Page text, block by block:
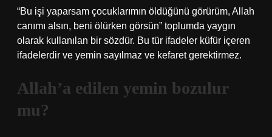
“Bu işi yaparsam çocuklarımın öldüğünü görürüm, Allah
canımı alsın, beni ölürken görsün” toplumda yaygın
olarak kullanılan bir sözdür. Bu tür ifadeler küfür içeren
ifadelerdir ve yemin sayılmaz ve kefaret gerektirmez.
Allah’a edilen yemin bozulur
mu?